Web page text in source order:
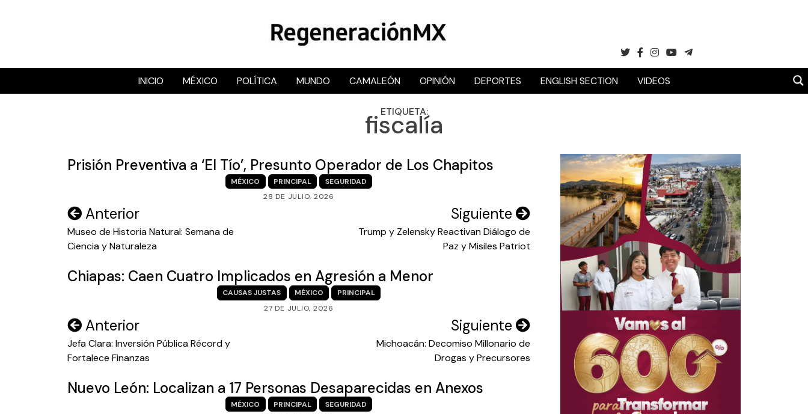
RegeneraciónMX
Sitio de noticias libre e independiente
INICIO MÉXICO POLÍTICA MUNDO CAMALEÓN OPINIÓN DEPORTES ENGLISH SECTION VIDEOS
ETIQUETA:
fiscalía
Prisión Preventiva a ‘El Tío’, Presunto Operador de Los Chapitos
MÉXICO PRINCIPAL
SEGURIDAD
28 DE JULIO, 2026
Navegación
de
entradas
Anterior
Museo de Historia Natural: Semana de
Ciencia y Naturaleza
Siguiente
Trump y Zelensky Reactivan Diálogo de
Paz y Misiles Patriot
Chiapas: Caen Cuatro Implicados en Agresión a Menor
CAUSAS JUSTAS MÉXICO
PRINCIPAL
27 DE JULIO, 2026
Navegación
de
Anterior
Jefa Clara: Inversión Pública Récord y
Fortalece Finanzas
Siguiente
Michoacán: Decomiso Millonario de
Drogas y Precursores
Nuevo León: Localizan a 17 Personas Desaparecidas en Anexos
MÉXICO PRINCIPAL
SEGURIDAD